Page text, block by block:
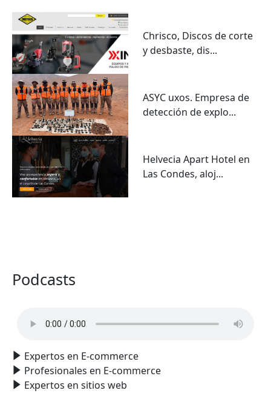
Chrisco, Discos de corte
y desbaste, dis...
ASYC uxos. Empresa de
detección de explo...
Helvecia Apart Hotel en
Las Condes, aloj...
Podcasts
Expertos en E-commerce
Profesionales en E-commerce
Expertos en sitios web